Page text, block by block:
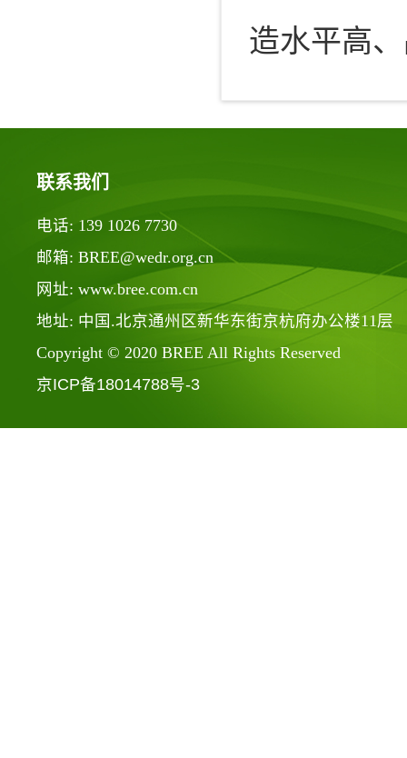
造水平高
联系我们
电话: 139 1026 7730
邮箱: BREE@wedr.org.cn
网址: www.bree.com.cn
地址: 中国.北京通州区新华东街京杭府办公楼11层
Copyright © 2020 BREE All Rights Reserved
京ICP备18014788号-3